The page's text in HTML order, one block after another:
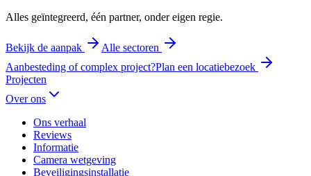
Alles geïntegreerd, één partner, onder eigen regie.
Bekijk de aanpak
Alle sectoren
Aanbesteding of complex project?Plan een locatiebezoek
Projecten
Over ons
Ons verhaal
Reviews
Informatie
Camera wetgeving
Beveiligingsinstallatie